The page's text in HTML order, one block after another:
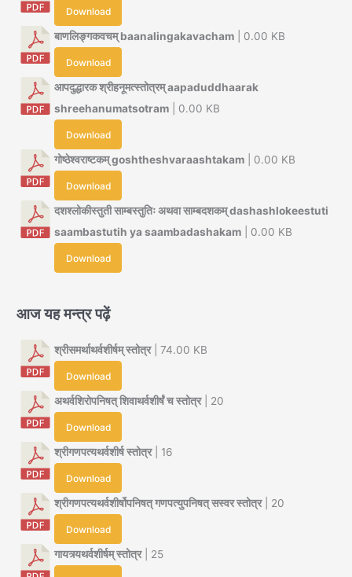
Download
बाणलिङ्गकवचम् baanalingakavacham | 0.00 KB
Download
आपदुद्धारक श्रीहनूमत्स्तोत्रम् aapaduddhaarak
shreehanumatsotram | 0.00 KB
Download
गोष्ठेश्वराष्टकम् goshtheshvaraashtakam | 0.00 KB
Download
दशश्लोकीस्तुती साम्बस्तुतिः अथवा साम्बदशकम् dashashlokeestuti
saambastutih ya saambadashakam | 0.00 KB
Download
आज यह मन्त्र पढ़ें
श्रीसमर्थाथर्वशीर्षम् स्तोत्र| 74.00 KB
Download
अथर्वशिरोपनिषत् शिवाथर्वशीर्षं च स्तोत्र| 20
Download
श्रीगणपत्यथर्वशीर्ष स्तोत्र| 16
Download
श्रीगणपत्यथर्वशीर्षोपनिषत् गणपत्युपनिषत् सस्वर स्तोत्र| 20
Download
गायत्र्यथर्वशीर्षम् स्तोत्र| 25